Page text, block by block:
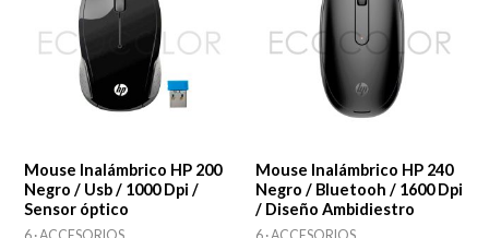
Mouse Inalámbrico HP 200
Negro / Usb / 1000 Dpi /
Sensor óptico
Mouse Inalámbrico HP 240
Negro / Bluetooh / 1600 Dpi
/ Diseño Ambidiestro